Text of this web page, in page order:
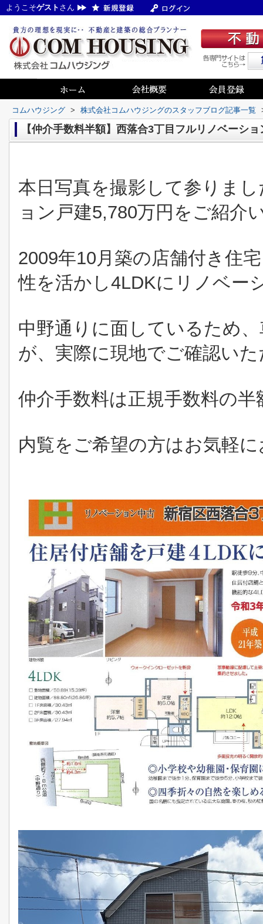
ようこそゲスト さん
コムハウジング > 株式会社コムハウジングのスタッフブログ記事一覧
【仲介手数料半額】西落合3丁目フルリノベーシ
本日写真を撮影して参りま
ョン戸建5,780万円をご紹介
2009年10月築の店舗付き住
性を活かし4LDKにリノベー
中野通りに面しているため
が、実際に現地でご確認い
仲介手数料は正規手数料の
内覧をご希望の方はお気軽